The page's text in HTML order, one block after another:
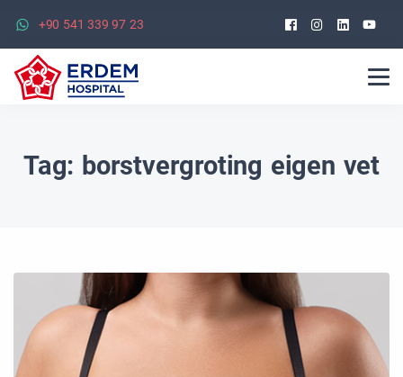
+90 541 339 97 23 Facebook
Tag: borstvergroting eigen vet​